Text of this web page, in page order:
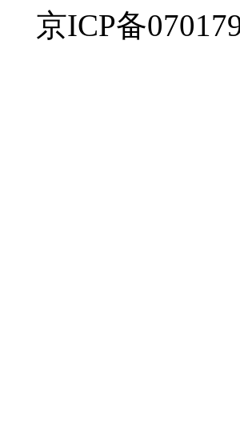
京ICP备